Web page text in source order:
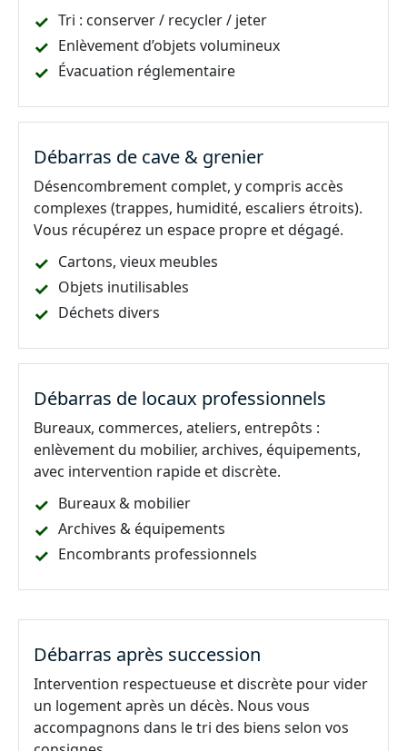
Tri : conserver / recycler / jeter
Enlèvement d’objets volumineux
Évacuation réglementaire
Débarras de cave & grenier
Désencombrement complet, y compris accès
complexes (trappes, humidité, escaliers étroits).
Vous récupérez un espace propre et dégagé.
Cartons, vieux meubles
Objets inutilisables
Déchets divers
Débarras de locaux professionnels
Bureaux, commerces, ateliers, entrepôts :
enlèvement du mobilier, archives, équipements,
avec intervention rapide et discrète.
Bureaux & mobilier
Archives & équipements
Encombrants professionnels
Débarras après succession
Intervention respectueuse et discrète pour vider
un logement après un décès. Nous vous
accompagnons dans le tri des biens selon vos